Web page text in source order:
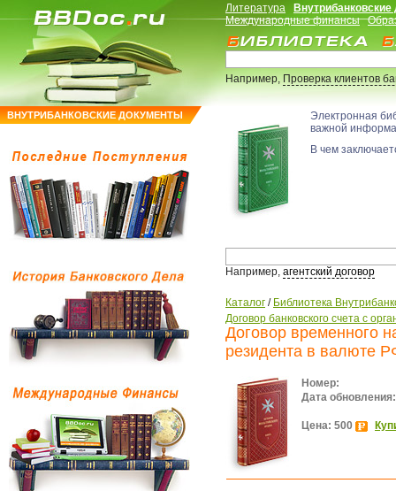
ВНУТРИБАНКОВСКИЕ ДОКУМЕНТЫ
Литература
Международные финансы
Например,Проверка клиентов
Электронная
важной
В чем
Например, агентский договор
Каталог / Библиотека
Договор банковского счета с
Договор временного
резидента в валюте
Номер:
Дата обновления:
Цена: 500